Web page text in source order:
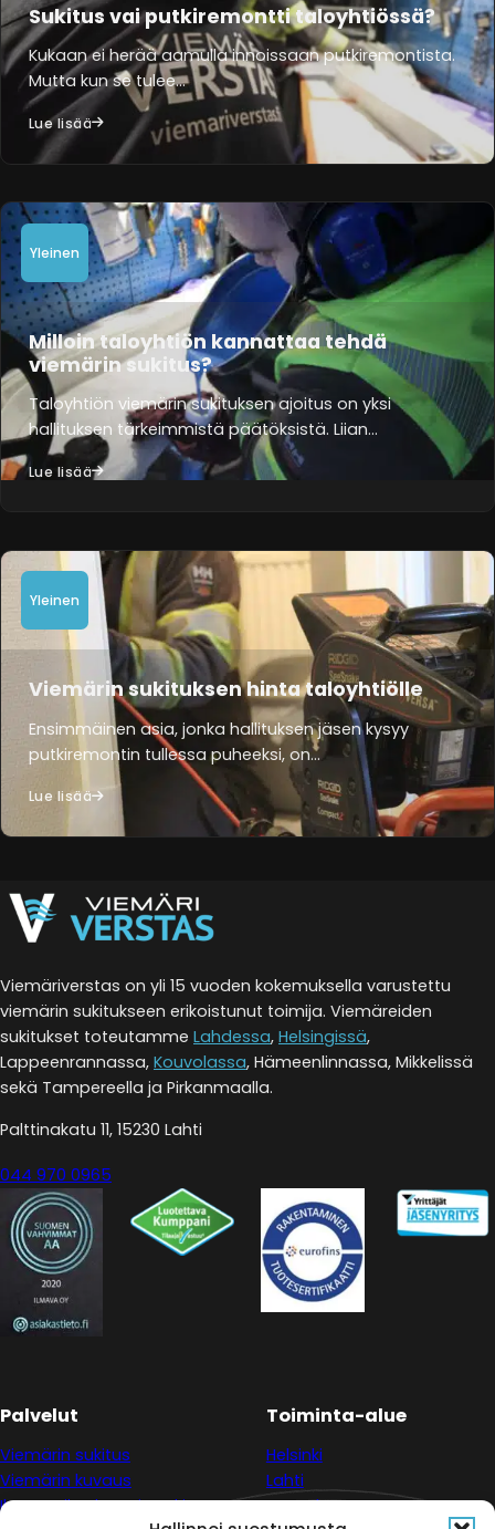
Sukitus vai putkiremontti taloyhtiössä?
Kukaan ei herää aamulla innoissaan putkiremontista.
Mutta kun se tulee…
Lue lisää
Yleinen
Milloin taloyhtiön kannattaa tehdä
viemärin sukitus?
Taloyhtiön viemärin sukituksen ajoitus on yksi
hallituksen tärkeimmistä päätöksistä. Liian…
Lue lisää
Yleinen
Viemärin sukituksen hinta taloyhtiölle
Ensimmäinen asia, jonka hallituksen jäsen kysyy
putkiremontin tullessa puheeksi, on…
Lue lisää
Viemäriverstas on yli 15 vuoden kokemuksella varustettu
viemärin sukitukseen erikoistunut toimija. Viemäreiden
sukitukset toteutamme Lahdessa, Helsingissä,
Lappeenrannassa, Kouvolassa, Hämeenlinnassa, Mikkelissä
sekä Tampereella ja Pirkanmaalla.
Palttinakatu 11, 15230 Lahti
044 970 0965
Palvelut
Viemärin sukitus
Viemärin kuvaus
Ilmanvaihtohormin sukitus
Toiminta-alue
Helsinki
Lahti
Kouvola